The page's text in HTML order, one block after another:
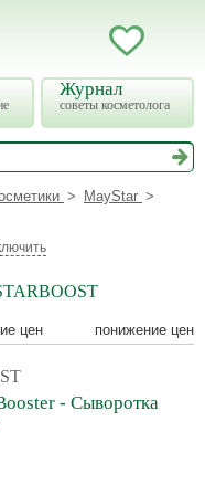
Журнал
советы косметолога
MayStar
цен понижение цен
- Сыворотка